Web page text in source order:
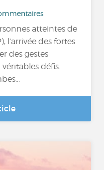
atteintes de
l’arrivée des fortes
des gestes
défis.